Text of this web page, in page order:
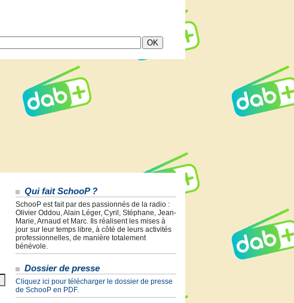
Qui fait SchooP ?
SchooP est fait par des passionnés de la radio :
Olivier Oddou, Alain Léger, Cyril, Stéphane, Jean-
Marie, Arnaud et Marc. Ils réalisent les mises à
jour sur leur temps libre, à côté de leurs activités
professionnelles, de manière totalement
bénévole.
Dossier de presse
Cliquez ici pour télécharger le dossier de presse
de SchooP en PDF.